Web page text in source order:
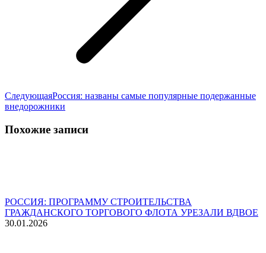
СледующаяСледующая
запись:
Россия: названы самые популярные подержанные
внедорожники
Похожие записи
РОССИЯ: ПРОГРАММУ СТРОИТЕЛЬСТВА
ГРАЖДАНСКОГО ТОРГОВОГО ФЛОТА УРЕЗАЛИ ВДВОЕ
30.01.2026